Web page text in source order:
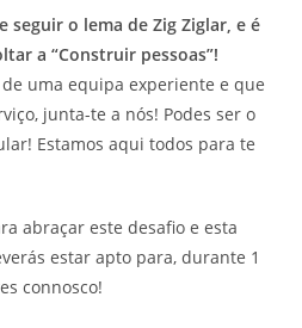
seguir o lema de Zig Ziglar, e é
a “Construir pessoas”!
uma equipa experiente e que
junta-te a nós! Podes ser o
Estamos aqui todos para te
abraçar este desafio e esta
estar apto para, durante 1
connosco!